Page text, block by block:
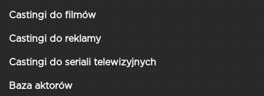
Castingi do filmów
Castingi do reklamy
Castingi do seriali telewizyjnych
Baza aktorów